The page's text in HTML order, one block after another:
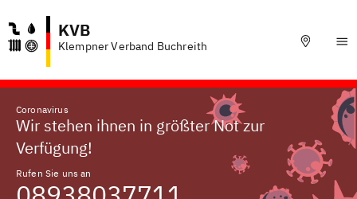
KVB
Klempner Verband Buchreith
Coronavirus
Wir stehen ihnen in größter Not zur
Verfügung!
Rufen Sie uns an